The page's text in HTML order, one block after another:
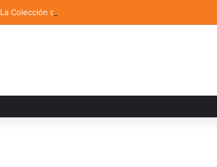
La Colección de Arte UDLAP fortalece su acervo con